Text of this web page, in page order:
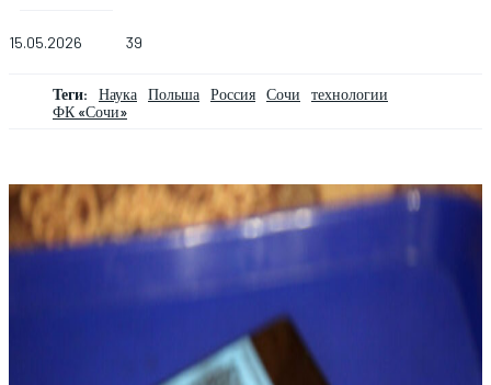
15.05.2026 39
Теги: Наука Польша Россия Сочи
технологии
ФК «Сочи»